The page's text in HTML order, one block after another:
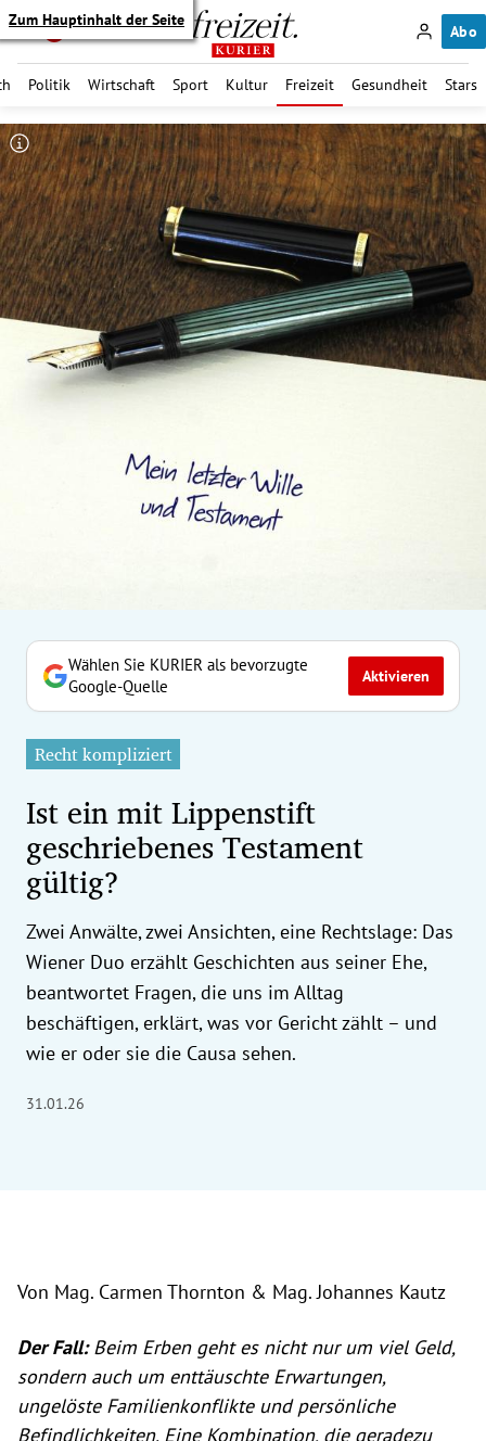
Zum Hauptinhalt der Seite
Abo
Politik Wirtschaft Sport Kultur Freizeit Gesundheit Stars
Untermenü
Untermenü
Untermenü
Untermenü
Untermenü
Untermenü
Untermenü
Wählen Sie KURIER als bevorzugte
Google-Quelle
Aktivieren
Recht kompliziert
Ist ein mit Lippenstift
geschriebenes Testament
gültig?
Zwei Anwälte, zwei Ansichten, eine Rechtslage: Das
Wiener Duo erzählt Geschichten aus seiner Ehe,
beantwortet Fragen, die uns im Alltag
beschäftigen, erklärt, was vor Gericht zählt – und
wie er oder sie die Causa sehen.
31.01.26
Von Mag. Carmen Thornton & Mag. Johannes Kautz
Der Fall:Beim Erben geht es nicht nur um viel Geld,
sondern auch um enttäuschte Erwartungen,
ungelöste Familienkonflikte und persönliche
Befindlichkeiten. Eine Kombination, die geradezu